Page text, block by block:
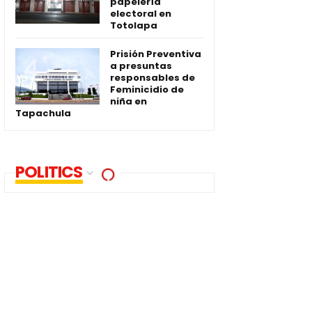
electoral en
Totolapa
Prisión Preventiva
a presuntas
responsables de
Feminicidio de
niña en
Tapachula
POLITICS